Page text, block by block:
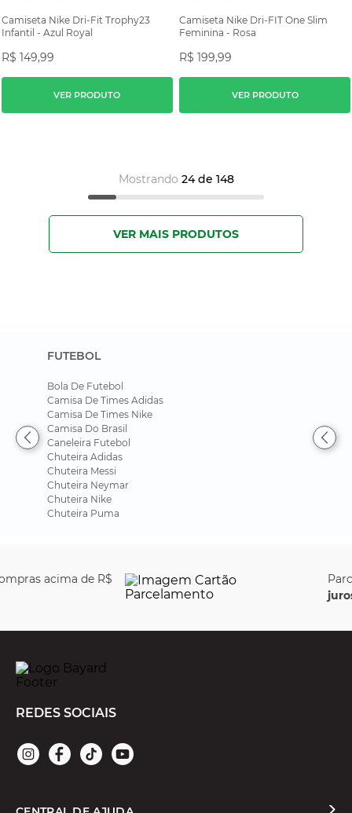
Camiseta Nike Dri-Fit Trophy23
Infantil - Azul Royal
R$ 149,99
VER PRODUTO
Camiseta Nike Dri-FIT One Slim
Feminina - Rosa
R$ 199,99
VER PRODUTO
Mostrando 24 de 148
FUTEBOL
Bola De Futebol
Camisa De Times Adidas
Camisa De Times Nike
Camisa Do Brasil
Caneleira Futebol
Chuteira Adidas
Chuteira Messi
Chuteira Neymar
Chuteira Nike
Chuteira Puma
Parcele em até
6x sem
juros
REDES SOCIAIS